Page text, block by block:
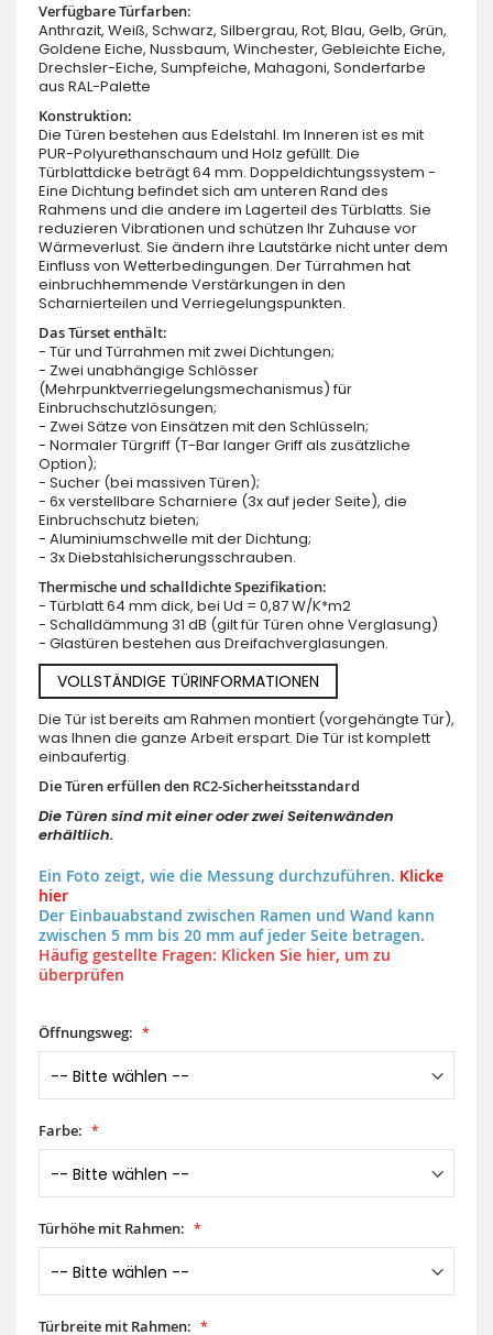
Verfügbare Türfarben:
Anthrazit, Weiß, Schwarz, Silbergrau, Rot, Blau, Gelb, Grün,
Goldene Eiche, Nussbaum, Winchester, Gebleichte Eiche,
Drechsler-Eiche, Sumpfeiche, Mahagoni, Sonderfarbe
aus RAL-Palette
Konstruktion:
Die Türen bestehen aus Edelstahl. Im Inneren ist es mit
PUR-Polyurethanschaum und Holz gefüllt. Die
Türblattdicke beträgt 64 mm. Doppeldichtungssystem -
Eine Dichtung befindet sich am unteren Rand des
Rahmens und die andere im Lagerteil des Türblatts. Sie
reduzieren Vibrationen und schützen Ihr Zuhause vor
Wärmeverlust. Sie ändern ihre Lautstärke nicht unter dem
Einfluss von Wetterbedingungen. Der Türrahmen hat
einbruchhemmende Verstärkungen in den
Scharnierteilen und Verriegelungspunkten.
Das Türset enthält:
- Tür und Türrahmen mit zwei Dichtungen;
- Zwei unabhängige Schlösser
(Mehrpunktverriegelungsmechanismus) für
Einbruchschutzlösungen;
- Zwei Sätze von Einsätzen mit den Schlüsseln;
- Normaler Türgriff (T-Bar langer Griff als zusätzliche
Option);
- Sucher (bei massiven Türen);
- 6x verstellbare Scharniere (3x auf jeder Seite), die
Einbruchschutz bieten;
- Aluminiumschwelle mit der Dichtung;
- 3x Diebstahlsicherungsschrauben.
Thermische und schalldichte Spezifikation:
- Türblatt 64 mm dick, bei Ud = 0,87 W/K*m2
- Schalldämmung 31 dB (gilt für Türen ohne Verglasung)
- Glastüren bestehen aus Dreifachverglasungen.
VOLLSTÄNDIGE TÜRINFORMATIONEN
Die Tür ist bereits am Rahmen montiert (vorgehängte Tür),
was Ihnen die ganze Arbeit erspart. Die Tür ist komplett
einbaufertig.
Die Türen erfüllen den RC2-Sicherheitsstandard
Die Türen sind mit einer oder zwei Seitenwänden
erhältlich.
Ein Foto zeigt, wie die Messung durchzuführen. Klicke
hier
Der Einbauabstand zwischen Ramen und Wand kann
zwischen 5 mm bis 20 mm auf jeder Seite betragen.
Häufig gestellte Fragen: Klicken Sie hier, um zu
überprüfen
Öffnungsweg:
Farbe:
Türhöhe mit Rahmen:
Türbreite mit Rahmen: